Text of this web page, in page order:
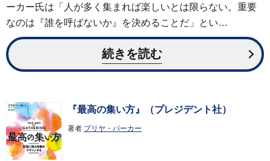
ーカー氏は「人が多く集まれば楽しいとは限らない。重要
なのは『誰を呼ばないか』を決めることだ」とい…
続きを読む
『最高の集い方』（プレジデント社）
著者 プリヤ・パーカー